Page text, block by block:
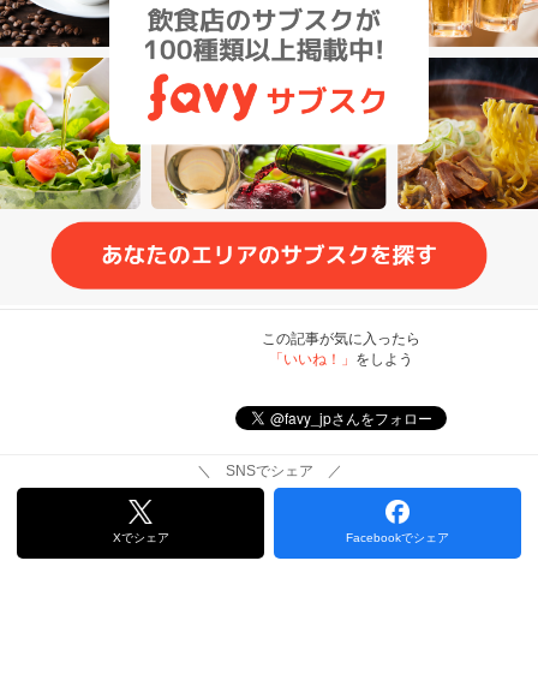
この記事が気に入ったら
「いいね！」 をしよう
＼ SNSでシェア ／
Xでシェア Facebookでシェア